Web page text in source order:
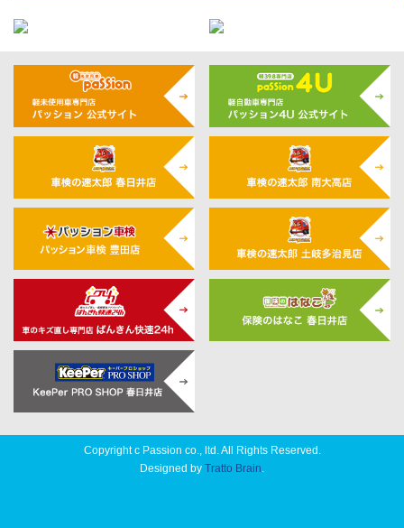
Copyright c Passion co., ltd. All Rights Reserved.
Designed by Tratto Brain